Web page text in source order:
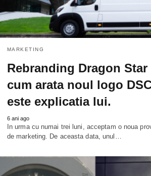
MARKETING
Rebranding Dragon Star
cum arata noul logo
este explicatia lui.
6 ani ago
In urma cu numai trei luni, acceptam o noua
de marketing. De aceasta data, unul…